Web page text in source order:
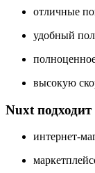
отличные
удобный
высокую
Nuxt подходит
интернет-